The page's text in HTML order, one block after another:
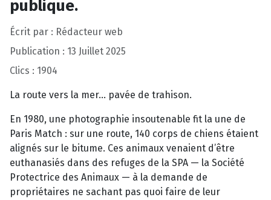
publique.
Écrit par : Rédacteur web
Publication : 13 Juillet 2025
Clics : 1904
La route vers la mer… pavée de trahison.
En 1980, une photographie insoutenable fit la une de
Paris Match : sur une route, 140 corps de chiens étaient
alignés sur le bitume. Ces animaux venaient d’être
euthanasiés dans des refuges de la SPA — la Société
Protectrice des Animaux — à la demande de
propriétaires ne sachant pas quoi faire de leur